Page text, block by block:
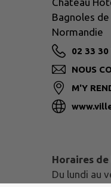
Bagnoles de
Normandie
02 33 30
NOUS
M'Y
Horaires
Du lundi au